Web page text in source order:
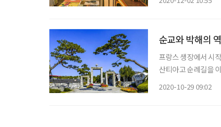
순교와 박해의
프랑스 생장에서 시
산티아고 순례길을
2020-10-29 09:02